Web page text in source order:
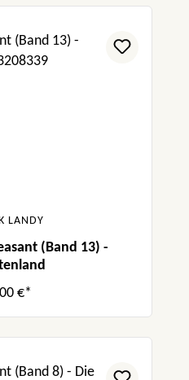
LANDY
(Band 13) -
€*